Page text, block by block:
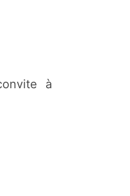
à